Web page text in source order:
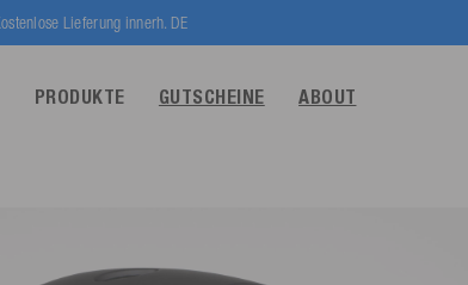
Lieferung innerh. DE
PRODUKTE GUTSCHEINE ABOUT